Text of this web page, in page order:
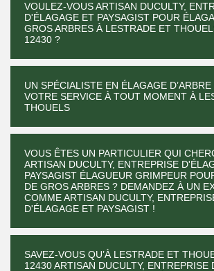
VOULEZ-VOUS ARTISAN DUCULTY,
D'ÉLAGAGE ET PAYSAGIST POUR
GROS ARBRES À LESTRADE ET
12430 ?
UN SPÉCIALISTE EN ÉLAGAGE
VOTRE SERVICE À TOUT MOMENT À
THOUELS
VOUS ÊTES UN PARTICULIER QUI
ARTISAN DUCULTY, ENTREPRISE
PAYSAGIST ÉLAGUEUR GRIMPEUR
DE GROS ARBRES ? DEMANDEZ À UN
COMME ARTISAN DUCULTY,
D'ÉLAGAGE ET PAYSAGIST !
SAVEZ-VOUS QU’À LESTRADE ET
12430 ARTISAN DUCULTY, ENTREPRISE